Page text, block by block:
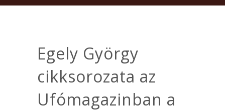
Egely György
cikksorozata az
Ufómagazinban a